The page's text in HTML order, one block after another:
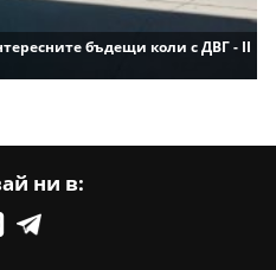
бъдещи коли с ДВГ - II
ни в: